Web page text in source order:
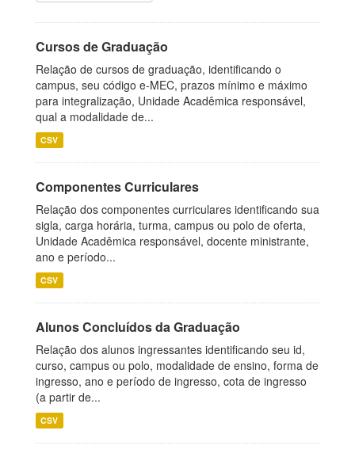
Cursos de Graduação
Relação de cursos de graduação, identificando o
campus, seu código e-MEC, prazos mínimo e máximo
para integralização, Unidade Acadêmica responsável,
qual a modalidade de...
CSV
Componentes Curriculares
Relação dos componentes curriculares identificando sua
sigla, carga horária, turma, campus ou polo de oferta,
Unidade Acadêmica responsável, docente ministrante,
ano e período...
CSV
Alunos Concluídos da Graduação
Relação dos alunos ingressantes identificando seu id,
curso, campus ou polo, modalidade de ensino, forma de
ingresso, ano e período de ingresso, cota de ingresso
(a partir de...
CSV